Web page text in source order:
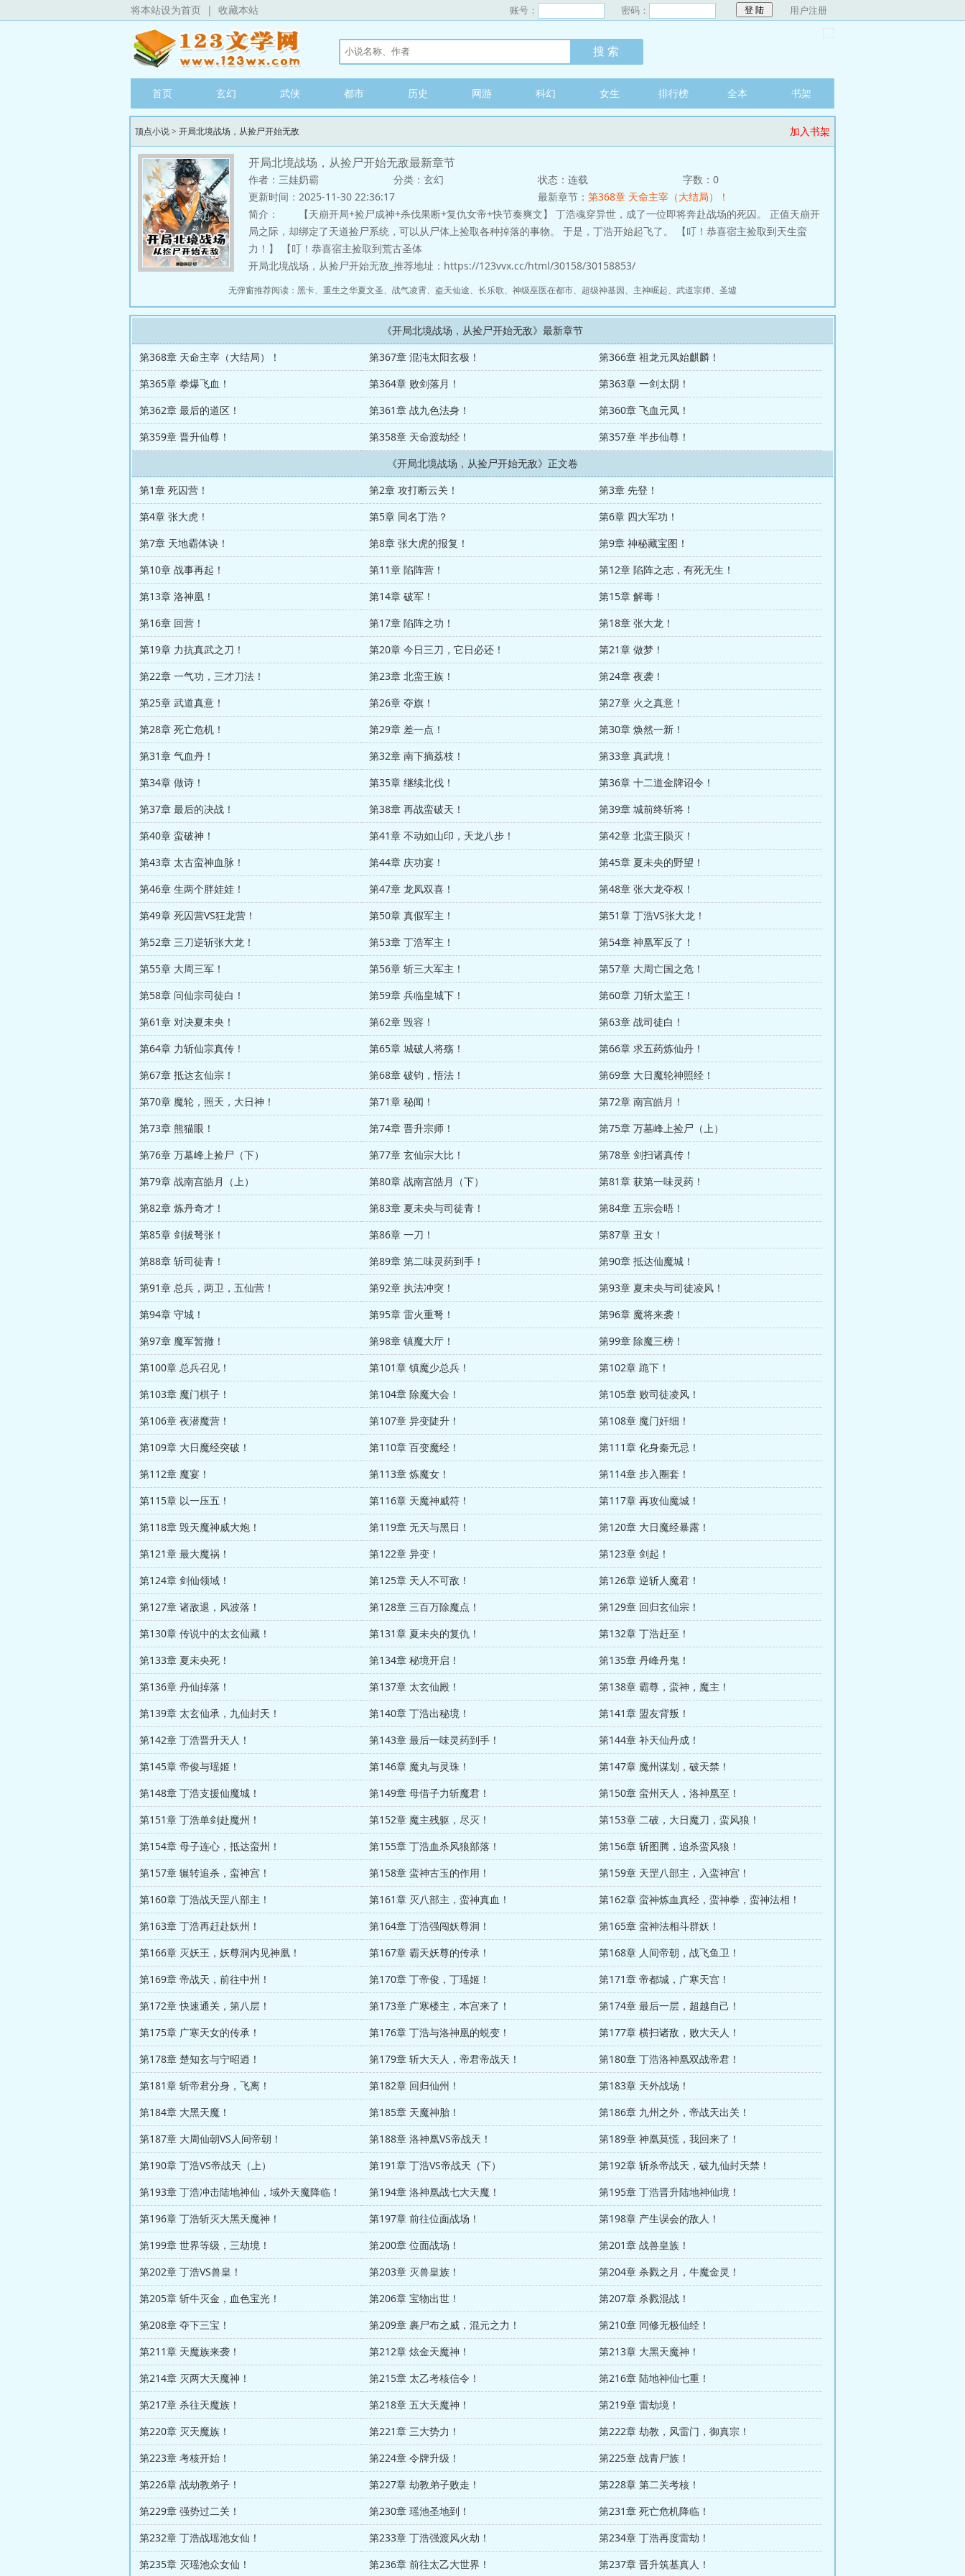
将本站设为首页 | 收藏本站 账号： 密码： 用户注册
首页 玄幻 武侠 都市 历史 网游 科幻 女生 排行榜 全本 书架
顶点小说> 开局北境战场，从捡尸开始无敌 加入书架
开局北境战场，从捡尸开始无敌最新章节
作者：三娃奶霸 分类：玄幻 状态：连载
字数：0
更新时间：2025-11-30 22:36:17
最新章节： 第368章 天命主宰（大结局）！
简介：
【天崩开局+捡尸成神+杀伐果断+复仇女帝+快节奏爽文】 丁浩魂穿异世，成了一位即将奔赴战场的死囚。 正值天崩开
局之际，却绑定了天道捡尸系统，可以从尸体上捡取各种掉落的事物。 于是，丁浩开始起飞了。 【叮！恭喜宿主捡取到天生蛮
力！】 【叮！恭喜宿主捡取到荒古圣体
开局北境战场，从捡尸开始无敌_推荐地址：https://123vvx.cc/html/30158/30158853/
无弹窗推荐阅读： 黑卡、 重生之华夏文圣、 战气凌霄、 盗天仙途、 长乐歌、 神级巫医在都市、 超级神基因、 主神崛起、 武道宗师、 圣墟
《开局北境战场，从捡尸开始无敌》最新章节
第368章 天命主宰（大结局）！
第367章 混沌太阳玄极！
第366章 祖龙元凤始麒麟！
第365章 拳爆飞血！
第364章 败剑落月！
第363章 一剑太阴！
第362章 最后的道区！
第361章 战九色法身！
第360章 飞血元凤！
第359章 晋升仙尊！
第358章 天命渡劫经！
第357章 半步仙尊！
《开局北境战场，从捡尸开始无敌》正文卷
第1章 死囚营！
第2章 攻打断云关！
第3章 先登！
第4章 张大虎！
第5章 同名丁浩？
第6章 四大军功！
第7章 天地霸体诀！
第8章 张大虎的报复！
第9章 神秘藏宝图！
第10章 战事再起！
第11章 陷阵营！
第12章 陷阵之志，有死无生！
第13章 洛神凰！
第14章 破军！
第15章 解毒！
第16章 回营！
第17章 陷阵之功！
第18章 张大龙！
第19章 力抗真武之刀！
第20章 今日三刀，它日必还！
第21章 做梦！
第22章 一气功，三才刀法！
第23章 北蛮王族！
第24章 夜袭！
第25章 武道真意！
第26章 夺旗！
第27章 火之真意！
第28章 死亡危机！
第29章 差一点！
第30章 焕然一新！
第31章 气血丹！
第32章 南下摘荔枝！
第33章 真武境！
第34章 做诗！
第35章 继续北伐！
第36章 十二道金牌诏令！
第37章 最后的决战！
第38章 再战蛮破天！
第39章 城前终斩将！
第40章 蛮破神！
第41章 不动如山印，天龙八步！
第42章 北蛮王陨灭！
第43章 太古蛮神血脉！
第44章 庆功宴！
第45章 夏未央的野望！
第46章 生两个胖娃娃！
第47章 龙凤双喜！
第48章 张大龙夺权！
第49章 死囚营VS狂龙营！
第50章 真假军主！
第51章 丁浩VS张大龙！
第52章 三刀逆斩张大龙！
第53章 丁浩军主！
第54章 神凰军反了！
第55章 大周三军！
第56章 斩三大军主！
第57章 大周亡国之危！
第58章 问仙宗司徒白！
第59章 兵临皇城下！
第60章 刀斩太监王！
第61章 对决夏未央！
第62章 毁容！
第63章 战司徒白！
第64章 力斩仙宗真传！
第65章 城破人将殇！
第66章 求五药炼仙丹！
第67章 抵达玄仙宗！
第68章 破钧，悟法！
第69章 大日魔轮神照经！
第70章 魔轮，照天，大日神！
第71章 秘闻！
第72章 南宫皓月！
第73章 熊猫眼！
第74章 晋升宗师！
第75章 万墓峰上捡尸（上）
第76章 万墓峰上捡尸（下）
第77章 玄仙宗大比！
第78章 剑扫诸真传！
第79章 战南宫皓月（上）
第80章 战南宫皓月（下）
第81章 获第一味灵药！
第82章 炼丹奇才！
第83章 夏未央与司徒青！
第84章 五宗会晤！
第85章 剑拔弩张！
第86章 一刀！
第87章 丑女！
第88章 斩司徒青！
第89章 第二味灵药到手！
第90章 抵达仙魔城！
第91章 总兵，两卫，五仙营！
第92章 执法冲突！
第93章 夏未央与司徒凌风！
第94章 守城！
第95章 雷火重弩！
第96章 魔将来袭！
第97章 魔军暂撤！
第98章 镇魔大厅！
第99章 除魔三榜！
第100章 总兵召见！
第101章 镇魔少总兵！
第102章 跪下！
第103章 魔门棋子！
第104章 除魔大会！
第105章 败司徒凌风！
第106章 夜潜魔营！
第107章 异变陡升！
第108章 魔门奸细！
第109章 大日魔经突破！
第110章 百变魔经！
第111章 化身秦无忌！
第112章 魔宴！
第113章 炼魔女！
第114章 步入圈套！
第115章 以一压五！
第116章 天魔神威符！
第117章 再攻仙魔城！
第118章 毁天魔神威大炮！
第119章 无天与黑日！
第120章 大日魔经暴露！
第121章 最大魔祸！
第122章 异变！
第123章 剑起！
第124章 剑仙领域！
第125章 天人不可敌！
第126章 逆斩人魔君！
第127章 诸敌退，风波落！
第128章 三百万除魔点！
第129章 回归玄仙宗！
第130章 传说中的太玄仙藏！
第131章 夏未央的复仇！
第132章 丁浩赶至！
第133章 夏未央死！
第134章 秘境开启！
第135章 丹峰丹鬼！
第136章 丹仙掉落！
第137章 太玄仙殿！
第138章 霸尊，蛮神，魔主！
第139章 太玄仙承，九仙封天！
第140章 丁浩出秘境！
第141章 盟友背叛！
第142章 丁浩晋升天人！
第143章 最后一味灵药到手！
第144章 补天仙丹成！
第145章 帝俊与瑶姬！
第146章 魔丸与灵珠！
第147章 魔州谋划，破天禁！
第148章 丁浩支援仙魔城！
第149章 母借子力斩魔君！
第150章 蛮州天人，洛神凰至！
第151章 丁浩单剑赴魔州！
第152章 魔主残躯，尽灭！
第153章 二破，大日魔刀，蛮风狼！
第154章 母子连心，抵达蛮州！
第155章 丁浩血杀风狼部落！
第156章 斩图腾，追杀蛮风狼！
第157章 辗转追杀，蛮神宫！
第158章 蛮神古玉的作用！
第159章 天罡八部主，入蛮神宫！
第160章 丁浩战天罡八部主！
第161章 灭八部主，蛮神真血！
第162章 蛮神炼血真经，蛮神拳，蛮神法相！
第163章 丁浩再赶赴妖州！
第164章 丁浩强闯妖尊洞！
第165章 蛮神法相斗群妖！
第166章 灭妖王，妖尊洞内见神凰！
第167章 霸天妖尊的传承！
第168章 人间帝朝，战飞鱼卫！
第169章 帝战天，前往中州！
第170章 丁帝俊，丁瑶姬！
第171章 帝都城，广寒天宫！
第172章 快速通关，第八层！
第173章 广寒楼主，本宫来了！
第174章 最后一层，超越自己！
第175章 广寒天女的传承！
第176章 丁浩与洛神凰的蜕变！
第177章 横扫诸敌，败大天人！
第178章 楚知玄与宁昭逍！
第179章 斩大天人，帝君帝战天！
第180章 丁浩洛神凰双战帝君！
第181章 斩帝君分身，飞离！
第182章 回归仙州！
第183章 天外战场！
第184章 大黑天魔！
第185章 天魔神胎！
第186章 九州之外，帝战天出关！
第187章 大周仙朝VS人间帝朝！
第188章 洛神凰VS帝战天！
第189章 神凰莫慌，我回来了！
第190章 丁浩VS帝战天（上）
第191章 丁浩VS帝战天（下）
第192章 斩杀帝战天，破九仙封天禁！
第193章 丁浩冲击陆地神仙，域外天魔降临！
第194章 洛神凰战七大天魔！
第195章 丁浩晋升陆地神仙境！
第196章 丁浩斩灭大黑天魔神！
第197章 前往位面战场！
第198章 产生误会的敌人！
第199章 世界等级，三劫境！
第200章 位面战场！
第201章 战兽皇族！
第202章 丁浩VS兽皇！
第203章 灭兽皇族！
第204章 杀戮之月，牛魔金灵！
第205章 斩牛灭金，血色宝光！
第206章 宝物出世！
第207章 杀戮混战！
第208章 夺下三宝！
第209章 裹尸布之威，混元之力！
第210章 同修无极仙经！
第211章 天魔族来袭！
第212章 炫金天魔神！
第213章 大黑天魔神！
第214章 灭两大天魔神！
第215章 太乙考核信令！
第216章 陆地神仙七重！
第217章 杀往天魔族！
第218章 五大天魔神！
第219章 雷劫境！
第220章 灭天魔族！
第221章 三大势力！
第222章 劫教，风雷门，御真宗！
第223章 考核开始！
第224章 令牌升级！
第225章 战青尸族！
第226章 战劫教弟子！
第227章 劫教弟子败走！
第228章 第二关考核！
第229章 强势过二关！
第230章 瑶池圣地到！
第231章 死亡危机降临！
第232章 丁浩战瑶池女仙！
第233章 丁浩强渡风火劫！
第234章 丁浩再度雷劫！
第235章 灭瑶池众女仙！
第236章 前往太乙大世界！ 第237章 晋升筑基真人！